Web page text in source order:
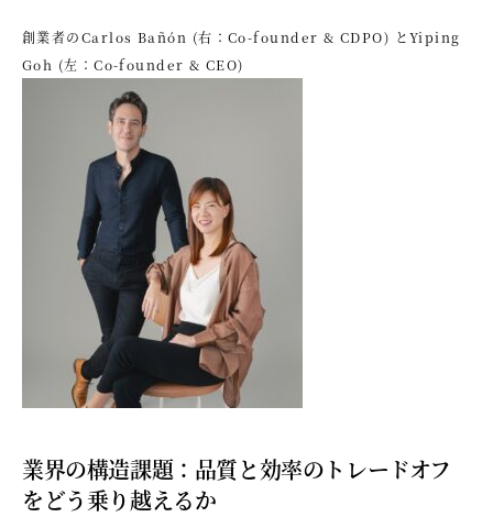
創業者のCarlos Bañón (右：Co-founder & CDPO) とYiping
Goh (左：Co-founder & CEO)
業界の構造課題：品質と効率のトレードオフ
をどう乗り越えるか